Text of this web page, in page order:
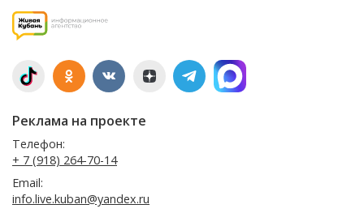
Реклама на проекте
Телефон:
+ 7 (918) 264-70-14
Email:
info.live.kuban@yandex.ru